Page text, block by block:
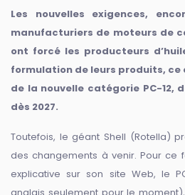
Les nouvelles exigences,
manufacturiers de moteurs de
ont forcé les producteurs
formulation de leurs produits, ce
de la nouvelle catégorie PC-12,
dès 2027.
Toutefois, le géant Shell (Rotella)
des changements à venir. Pour ce
explicative sur son site Web, le